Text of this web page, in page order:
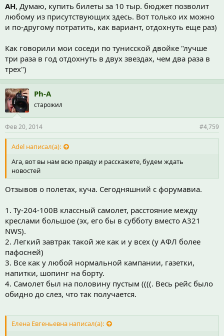
АН, Думаю, купить билеты за 10 тыр. бюджет позволит
любому из присутствующих здесь. Вот только их можно
и по-другому потратить, как вариант, отдохнуть еще раз)
Как говорили мои соседи по тунисской двойке "лучше
три раза в год отдохнуть в двух звездах, чем два раза в
трех")
Ph-A
старожил
Фев 20, 2014 #4,759
Adel написал(а):
Ага, вот вы нам всю правду и расскажете, будем ждать
новостей
Отзывов о полетах, куча. Сегодняшний с форумавиа.
1. Ту-204-100В классный самолет, расстояние между
креслами большое (эх, его бы в субботу вместо А321
NWS).
2. Легкий завтрак такой же как и у всех (у АФЛ более
пафосней)
3. Все как у любой нормальной кампании, газетки,
напитки, шопинг на борту.
4. Самолет был на половину пустым ((((. Весь рейс было
обидно до слез, что так получается.
Елена Евгеньевна написал(а):